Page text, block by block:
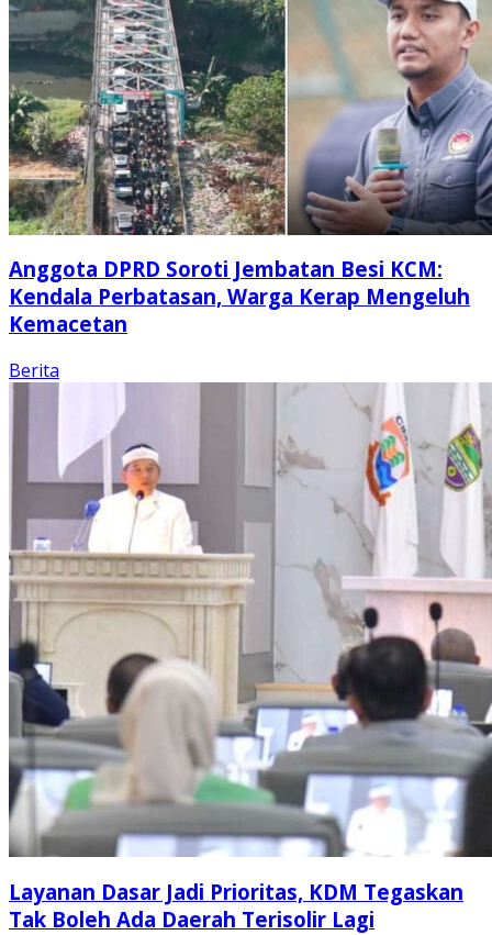
Anggota DPRD Soroti Jembatan Besi KCM:
Kendala Perbatasan, Warga Kerap Mengeluh
Kemacetan
Berita
Layanan Dasar Jadi Prioritas, KDM Tegaskan
Tak Boleh Ada Daerah Terisolir Lagi